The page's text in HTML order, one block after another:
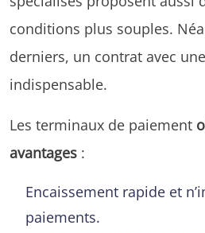
conditions plus souples.
derniers, un contrat avec
indispensable.
Les terminaux de paiement
avantages :
Encaissement rapide et
paiements.